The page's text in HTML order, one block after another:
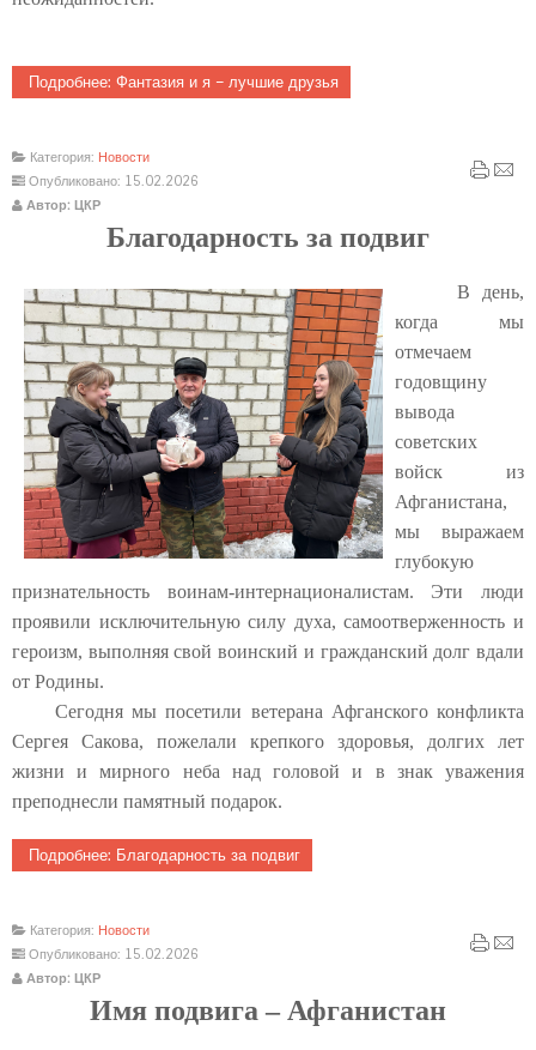
Подробнее: Фантазия и я – лучшие друзья
Категория: Новости
Опубликовано: 15.02.2026
Автор: ЦКР
Благодарность за подвиг
В день,
когда мы
отмечаем
годовщину
вывода
советских
войск из
Афганистана,
мы выражаем
глубокую
признательность воинам-интернационалистам. Эти люди
проявили исключительную силу духа, самоотверженность и
героизм, выполняя свой воинский и гражданский долг вдали
от Родины.
Сегодня мы посетили ветерана Афганского конфликта
Сергея Сакова, пожелали крепкого здоровья, долгих лет
жизни и мирного неба над головой и в знак уважения
преподнесли памятный подарок.
Подробнее: Благодарность за подвиг
Категория: Новости
Опубликовано: 15.02.2026
Автор: ЦКР
Имя подвига – Афганистан